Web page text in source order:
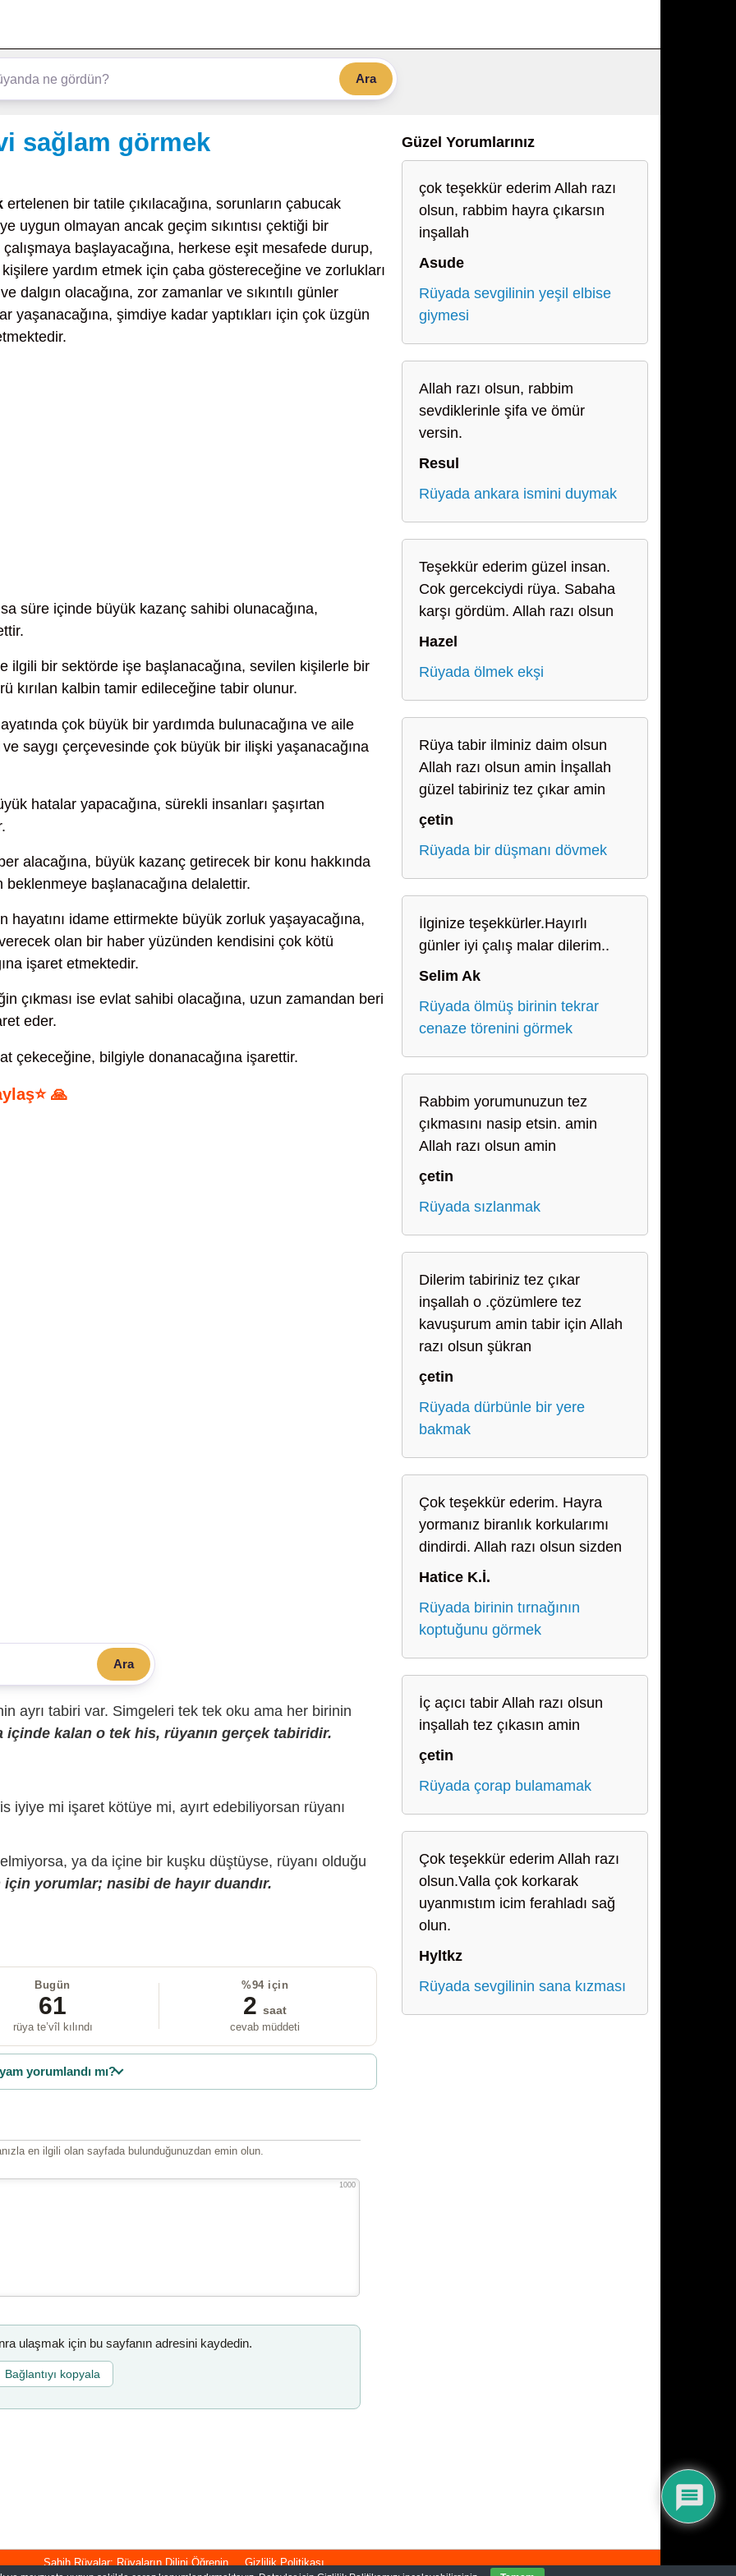
Ara
sağlam görmek
ertelenen bir tatile çıkılacağına, sorunların çabucak
uygun olmayan ancak geçim sıkıntısı çektiği bir
başlayacağına, herkese eşit mesafede durup,
yardım etmek için çaba göstereceğine ve zorlukları
dalgın olacağına, zor zamanlar ve sıkıntılı günler
yaşanacağına, şimdiye kadar yaptıkları için çok üzgün
süre içinde büyük kazanç sahibi olunacağına,
ilgili bir sektörde işe başlanacağına, sevilen kişilerle bir
kırılan kalbin tamir edileceğine tabir olunur.
çok büyük bir yardımda bulunacağına ve aile
saygı çerçevesinde çok büyük bir ilişki yaşanacağına
hatalar yapacağına, sürekli insanları şaşırtan
alacağına, büyük kazanç getirecek bir konu hakkında
başlanacağına delalettir.
hayatını idame ettirmekte büyük zorluk yaşayacağına,
olan bir haber yüzünden kendisini çok kötü
işaret etmektedir.
çıkması ise evlat sahibi olacağına, uzun zamandan beri
eder.
çekeceğine, bilgiyle donanacağına işarettir.
🙏
Ara
ayrı tabiri var. Simgeleri tek tek oku ama her birinin
içinde kalan o tek his, rüyanın gerçek tabiridir.
iyiye mi işaret kötüye mi, ayırt edebiliyorsan rüyanı
ya da içine bir kuşku düştüyse, rüyanı olduğu
yorumlar; nasibi de hayır duandır.
Bugün
61
rüya te’vîl kılındı
%94 için
2 saat
cevab müddeti
yorumlandı mı?
en ilgili olan sayfada bulunduğunuzdan emin olun.
1000
ulaşmak için bu sayfanın adresini kaydedin.
Bağlantıyı kopyala
Güzel Yorumlarınız
çok teşekkür ederim Allah razı
olsun, rabbim hayra çıkarsın
inşallah
Asude
Rüyada sevgilinin yeşil elbise
giymesi
Allah razı olsun, rabbim
sevdiklerinle şifa ve ömür
versin.
Resul
Rüyada ankara ismini duymak
Teşekkür ederim güzel insan.
Cok gercekciydi rüya. Sabaha
karşı gördüm. Allah razı olsun
Hazel
Rüyada ölmek ekşi
Rüya tabir ilminiz daim olsun
Allah razı olsun amin İnşallah
güzel tabiriniz tez çıkar amin
çetin
Rüyada bir düşmanı dövmek
İlginize teşekkürler.Hayırlı
günler iyi çalış malar dilerim..
Selim Ak
Rüyada ölmüş birinin tekrar
cenaze törenini görmek
Rabbim yorumunuzun tez
çıkmasını nasip etsin. amin
Allah razı olsun amin
çetin
Rüyada sızlanmak
Dilerim tabiriniz tez çıkar
inşallah o .çözümlere tez
kavuşurum amin tabir için Allah
razı olsun şükran
çetin
Rüyada dürbünle bir yere
bakmak
Çok teşekkür ederim. Hayra
yormanız biranlık korkularımı
dindirdi. Allah razı olsun sizden
Hatice K.İ.
Rüyada birinin tırnağının
koptuğunu görmek
İç açıcı tabir Allah razı olsun
inşallah tez çıkasın amin
çetin
Rüyada çorap bulamamak
Çok teşekkür ederim Allah razı
olsun.Valla çok korkarak
uyanmıstım icim ferahladı sağ
olun.
Hyltkz
Rüyada sevgilinin sana kızması
Sahih Rüyalar: Rüyaların Dilini Öğrenin Gizlilik Politikası